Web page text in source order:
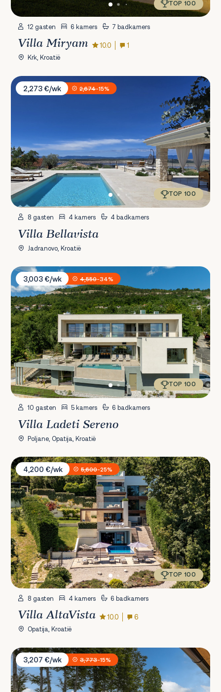
TOP 100
12 gasten 6 kamers 7 badkamers
Villa Miryam 10.0 1
Krk, Kroatië
Villa Bellavista
2,273 €/wk
2,674-15%
TOP 100
8 gasten 4 kamers 4 badkamers
Villa Bellavista
Jadranovo, Kroatië
Villa Ladeti Sereno
3,003 €/wk
4,550-34%
TOP 100
10 gasten 5 kamers 6 badkamers
Villa Ladeti Sereno
Poljane, Opatija, Kroatië
Villa AltaVista
4,200 €/wk
5,600-25%
TOP 100
8 gasten 4 kamers 6 badkamers
Villa AltaVista 10.0 6
Opatija, Kroatië
Villa Propuh
3,207 €/wk
3,773-15%